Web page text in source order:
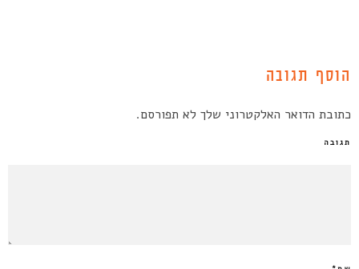
הוסף תגובה
כתובת הדואר האלקטרוני שלך לא תפורסם.
תגובה